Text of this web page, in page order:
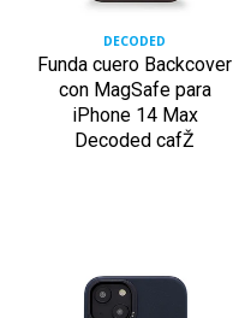
DECODED
Funda cuero Backcover
con MagSafe para
iPhone 14 Max
Decoded cafŽ